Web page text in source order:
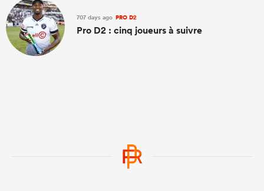
707 days ago PRO D2
Pro D2 : cinq joueurs à suivre